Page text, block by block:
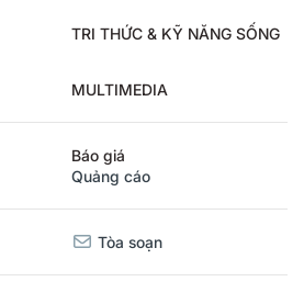
TRI THỨC & KỸ NĂNG SỐNG
MULTIMEDIA
Báo giá
Quảng cáo
Tòa soạn